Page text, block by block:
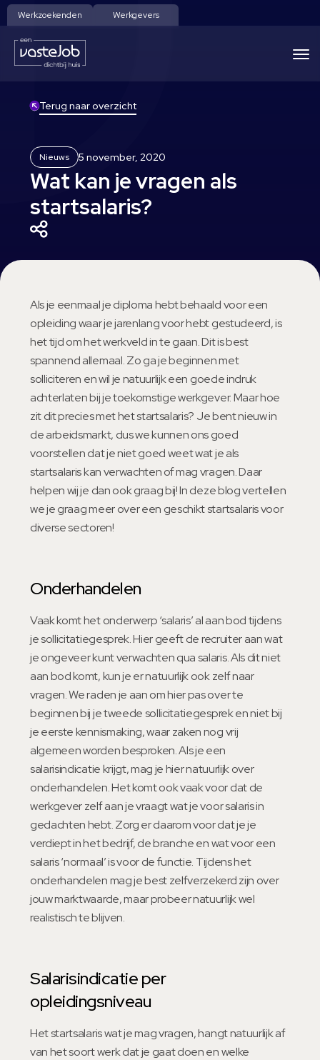
Werkzoekenden Werkgevers
Terug naar overzicht
Nieuws 5 november, 2020
Wat kan je vragen als
startsalaris?
Als je eenmaal je diploma hebt behaald voor een
opleiding waar je jarenlang voor hebt gestudeerd, is
het tijd om het werkveld in te gaan. Dit is best
spannend allemaal. Zo ga je beginnen met
solliciteren en wil je natuurlijk een goede indruk
achterlaten bij je toekomstige werkgever. Maar hoe
zit dit precies met het startsalaris? Je bent nieuw in
de arbeidsmarkt, dus we kunnen ons goed
voorstellen dat je niet goed weet wat je als
startsalaris kan verwachten of mag vragen. Daar
helpen wij je dan ook graag bij! In deze blog vertellen
we je graag meer over een geschikt startsalaris voor
diverse sectoren!
Onderhandelen
Vaak komt het onderwerp ‘salaris’ al aan bod tijdens
je sollicitatiegesprek. Hier geeft de recruiter aan wat
je ongeveer kunt verwachten qua salaris. Als dit niet
aan bod komt, kun je er natuurlijk ook zelf naar
vragen. We raden je aan om hier pas over te
beginnen bij je tweede sollicitatiegesprek en niet bij
je eerste kennismaking, waar zaken nog vrij
algemeen worden besproken. Als je een
salarisindicatie krijgt, mag je hier natuurlijk over
onderhandelen. Het komt ook vaak voor dat de
werkgever zelf aan je vraagt wat je voor salaris in
gedachten hebt. Zorg er daarom voor dat je je
verdiept in het bedrijf, de branche en wat voor een
salaris ‘normaal’ is voor de functie. Tijdens het
onderhandelen mag je best zelfverzekerd zijn over
jouw marktwaarde, maar probeer natuurlijk wel
realistisch te blijven.
Salarisindicatie per
opleidingsniveau
Het startsalaris wat je mag vragen, hangt natuurlijk af
van het soort werk dat je gaat doen en welke